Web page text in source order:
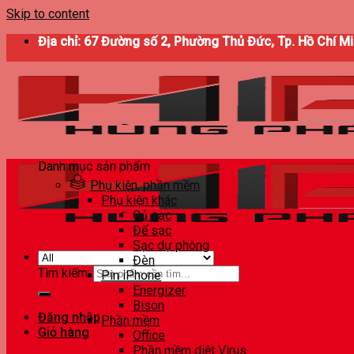
Skip to content
Địa chỉ: 67 Đường số 2, Phường Thủ Đức, Tp. Hồ Chí
Tìm kiếm:
Đăng nhập
Giỏ hàng
Danh mục sản phẩm
Phụ kiện, phần mềm
Phụ kiện khác
Củ sạc
Đế sạc
Sạc dự phòng
Đèn
Pin iPhone
Energizer
Bison
Phần mềm
Office
Phần mềm diệt Virus